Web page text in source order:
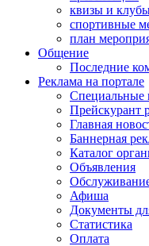
квизы и
спортивные
план
Общение
Последние
Реклама на портале
Специальные
Прейскурант
Главная
Баннерная
Каталог
Объявления
Афиша
Документы
Статистика
Оплата